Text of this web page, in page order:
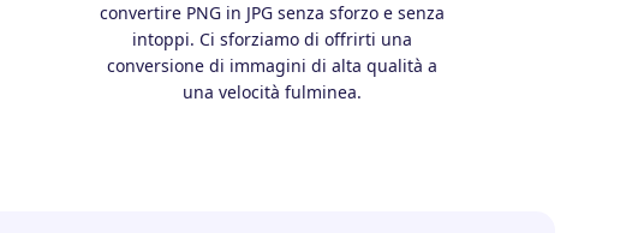
convertire PNG in JPG senza sforzo e senza
intoppi. Ci sforziamo di offrirti una
conversione di immagini di alta qualità a
una velocità fulminea.